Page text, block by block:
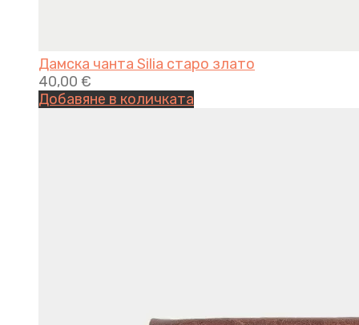
Дамска чанта Silia старо златo
40,00 €
Добавяне в количката